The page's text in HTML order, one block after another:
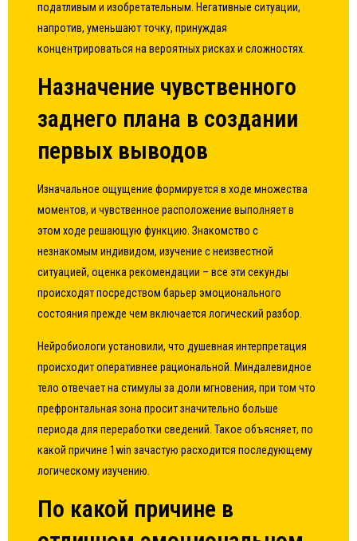
податливым и изобретательным. Негативные ситуации,
напротив, уменьшают точку, принуждая
концентрироваться на вероятных рисках и сложностях.
Назначение чувственного
заднего плана в создании
первых выводов
Изначальное ощущение формируется в ходе множества
моментов, и чувственное расположение выполняет в
этом ходе решающую функцию. Знакомство с
незнакомым индивидом, изучение с неизвестной
ситуацией, оценка рекомендации – все эти секунды
происходят посредством барьер эмоционального
состояния прежде чем включается логический разбор.
Нейробиологи установили, что душевная интерпретация
происходит оперативнее рациональной. Миндалевидное
тело отвечает на стимулы за доли мгновения, при том что
префронтальная зона просит значительно больше
периода для переработки сведений. Такое объясняет, по
какой причине 1win зачастую расходится последующему
логическому изучению.
По какой причине в